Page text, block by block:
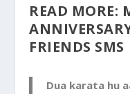
READ MORE:
FRIENDS SMS
Dua karata hu